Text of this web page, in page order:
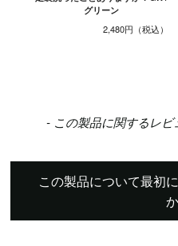
グリーン
2,480円
- この製品に関するレ
この製品について最初
New content loaded